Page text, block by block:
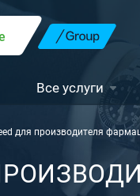
Все услуги
для производителя